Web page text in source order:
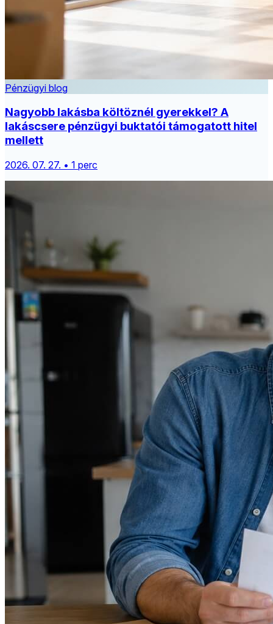
Pénzügyi blog
Nagyobb lakásba költöznél gyerekkel? A
lakáscsere pénzügyi buktatói támogatott hitel
mellett
2026. 07. 27. • 1 perc